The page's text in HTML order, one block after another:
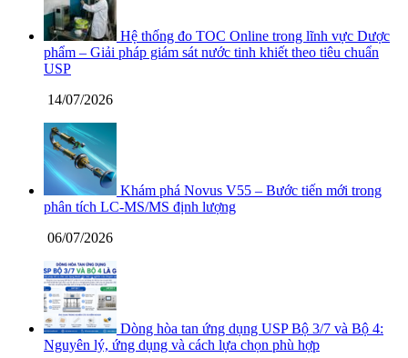
Hệ thống đo TOC Online trong lĩnh vực Dược
phẩm – Giải pháp giám sát nước tinh khiết theo tiêu chuẩn
USP
14/07/2026
Khám phá Novus V55 – Bước tiến mới trong
phân tích LC-MS/MS định lượng
06/07/2026
Dòng hòa tan ứng dụng USP Bộ 3/7 và Bộ 4:
Nguyên lý, ứng dụng và cách lựa chọn phù hợp